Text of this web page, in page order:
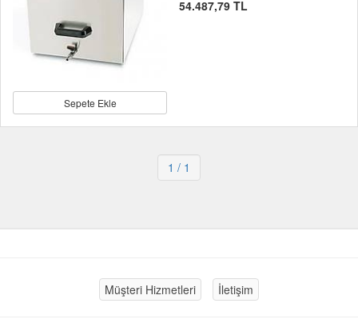
Sepete Ekle
54.487,79 TL
1 / 1
Müşteri Hizmetleri İletişim